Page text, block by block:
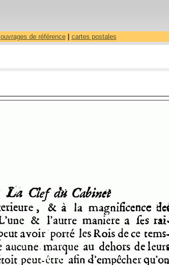
ouvrages de référence| cartes postales